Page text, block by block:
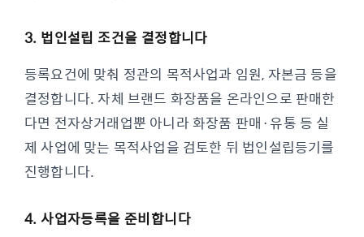
3. 법인설립 조건을 결정합니다
등록요건에 맞춰 정관의 목적사업과 임원, 자본금 등을
결정합니다. 자체 브랜드 화장품을 온라인으로 판매한
다면 전자상거래업뿐 아니라 화장품 판매·유통 등 실
제 사업에 맞는 목적사업을 검토한 뒤 법인설립등기를
진행합니다.
4. 사업자등록을 준비합니다